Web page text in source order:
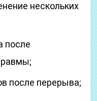
нескольких
после
после перерыва;